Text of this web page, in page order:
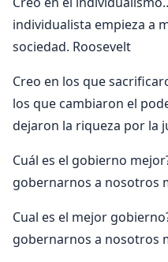
individualista empieza a
sociedad. Roosevelt
Creo en los que
los que cambiaron el
dejaron la riqueza por la
Cuál es el gobierno
gobernarnos a nosotros
Cual es el mejor
gobernarnos a nosotros